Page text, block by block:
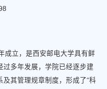
成立，是西安邮电大学具有鲜
过多年发展，学院已经逐步建
其管理规章制度，形成了“科